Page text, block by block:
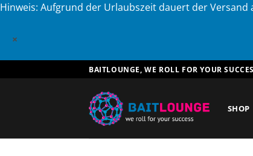
Hinweis: Aufgrund der Urlaubszeit dauert der Versand
×
Inhalt
BAITLOUNGE, WE ROLL FOR YOUR
SHOP